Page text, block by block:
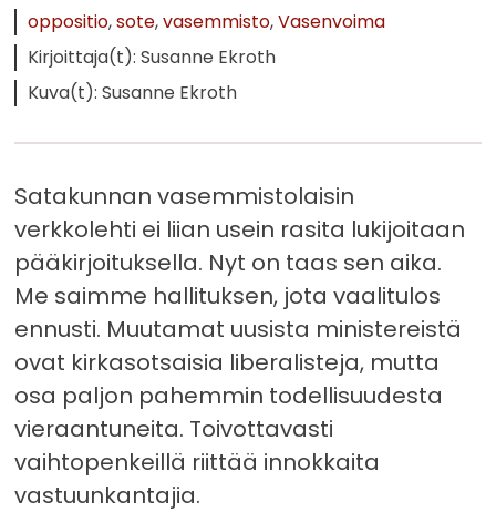
oppositio sote vasemmisto Vasenvoima
Kirjoittaja(t): Susanne Ekroth
Kuva(t): Susanne Ekroth
Satakunnan vasemmistolaisin
verkkolehti ei liian usein rasita lukijoitaan
pääkirjoituksella. Nyt on taas sen aika.
Me saimme hallituksen, jota vaalitulos
ennusti. Muutamat uusista ministereistä
ovat kirkasotsaisia liberalisteja, mutta
osa paljon pahemmin todellisuudesta
vieraantuneita. Toivottavasti
vaihtopenkeillä riittää innokkaita
vastuunkantajia.